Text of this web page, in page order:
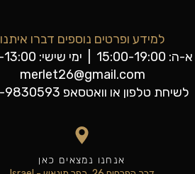
למידע ופרטים נוספים דברו איתנו
א-ה: 15:00-19:00 | ימי שישי: 8:00-13:00
merlet26@gmail.com
לשיחת טלפון או וואטסאפ 054-9830593
אנחנו נמצאים כאן